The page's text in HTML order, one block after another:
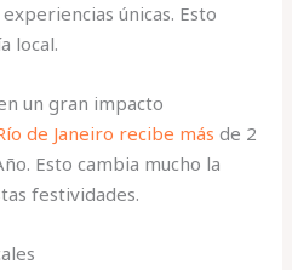
únicas. Esto
local.
un gran impacto
de Janeiro recibe más de 2
Esto cambia mucho la
festividades.